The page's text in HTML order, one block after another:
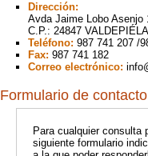
Dirección:
Avda Jaime Lobo Asenjo
C.P.: 24847
Teléfono: 987 741 207 /
Fax: 987 741 182
Correo electrónico:
Formulario de contacto
Para cualquier consulta
siguiente formulario